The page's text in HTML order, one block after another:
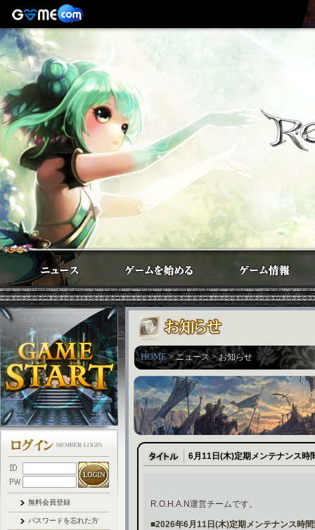
無料会員登録
パスワードを忘れた方
HOME> ニュース > お知らせ
6月11日(木)定期メンテナンス時
R.O.H.A.N運営チームです。
■2026年6月11日(木)定期メンテナンス時